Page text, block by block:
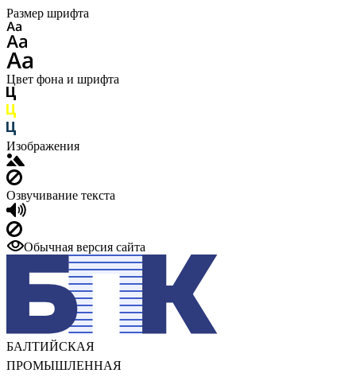
Размер шрифта
Цвет фона и шрифта
Изображения
Озвучивание текста
Обычная версия сайта
БАЛТИЙСКАЯ
ПРОМЫШЛЕННАЯ